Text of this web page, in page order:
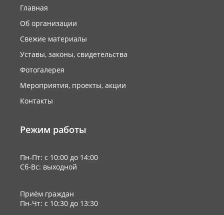
Главная
Об организации
Свежие материалы
Уставы, законы, свидетельства
Фотогалерея
Мероприятия, проекты, акции
Контакты
Режим работы
Пн-Пт: с 10:00 до 14:00
Сб-Вс: выходной
Приём граждан
Пн-Чт: с 10:30 до 13:30